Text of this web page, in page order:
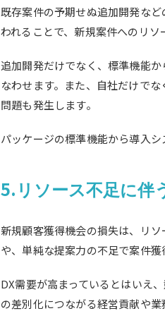
既存案件の予期せぬ追加開発な
われることで、新規案件へのリソ
追加開発だけでなく、標準機能
なわせます。また、自社だけで
問題も発生します。
パッケージの標準機能から導入
5. リソース不足に伴
新規顧客獲得機会の損失は、リ
や、単純な提案力の不足で案件獲
DX需要が高まっているとはいえ
の差別化につながる経営貢献や